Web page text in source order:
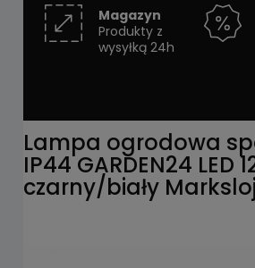
Magazyn
Produkty z
wysyłką 24h
Lampa ogrodowa
IP44 GARDEN24 LED
czarny/biały